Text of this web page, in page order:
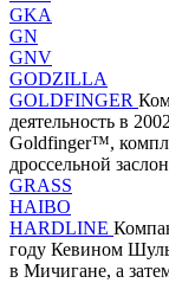
GKA
GN
GNV
GODZILLA
GOLDFINGER
деятельность в
Goldfinger™,
дроссельной
GRASS
HAIBO
HARDLINE
году Кевином
в Мичигане, а